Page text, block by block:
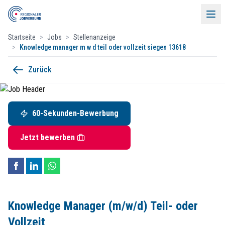
Startseite > Jobs > Stellenanzeige
>
Knowledge manager m w d teil oder vollzeit siegen 13618
60-Sekunden-Bewerbung
Jobs
Unsere Mitglieder
Kontakt
Knowledge Manager (m/w/d) Teil-
mediaDIALOG | Gesellschaft für Softwareentwicklung
Bismarckstraße 38, 57076 Siegen
Startdatum:ab sofort
Vollzeit / Teilzeit
Kontakt
media
DIALOG
57076 Siegen
Zurück
60-Sekunden-Bewerbung
Jetzt bewerben
Knowledge Manager (m/w/d) Teil- oder
Vollzeit
Kontakt